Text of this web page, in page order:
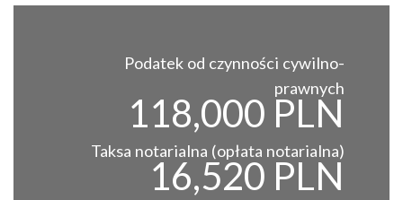
Podatek od czynności cywilno-
prawnych
118,000 PLN
Taksa notarialna (opłata notarialna)
16,520 PLN